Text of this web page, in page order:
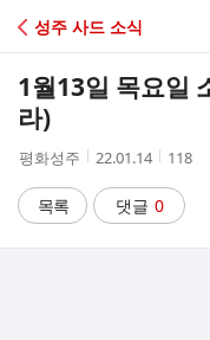
C
A
성주 사드 소식
1월13일 목요일
라)
작
자
평화성주
작
시
간
22.01.14
조
수
118
목록 댓글 0